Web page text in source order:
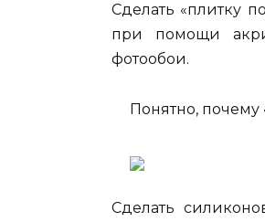
Сделать «плитку
при помощи
фотообои.
Понятно,
Сделать